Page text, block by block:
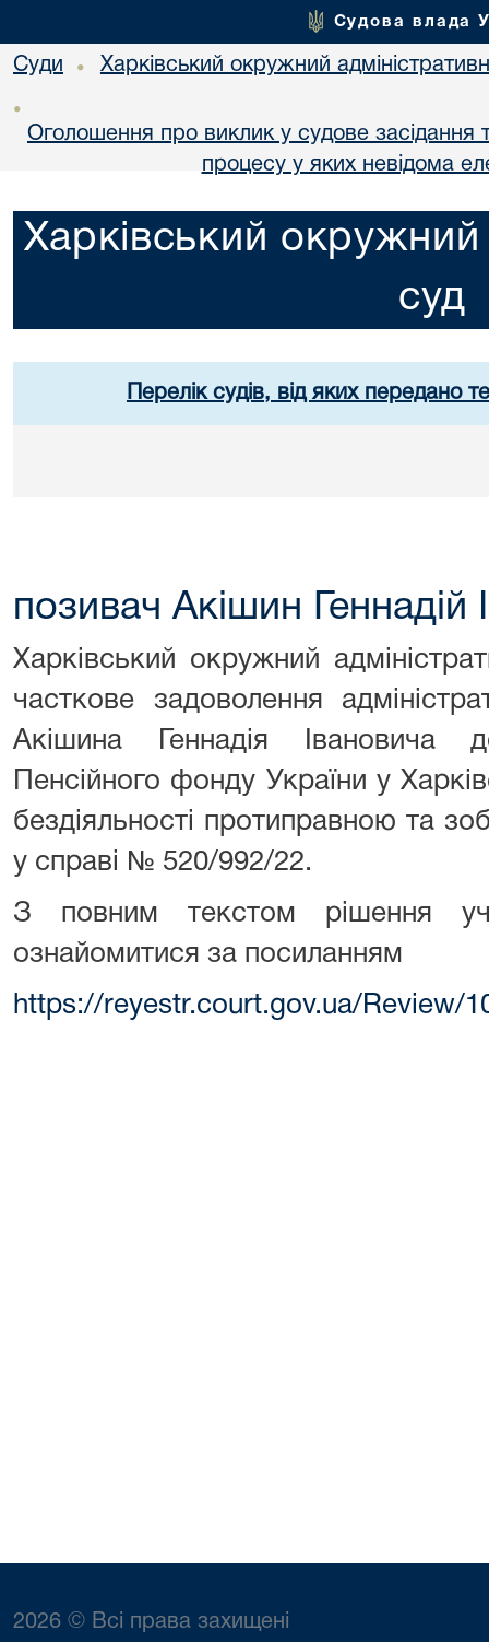
Судова влада
Суди • Харківський окружний
•
Оголошення про виклик у судове засідання
процесу у яких невідома
Харківський окружний
суд
Перелік судів, від яких передано
позивач Акішин Геннадій
Харківський окружний
часткове задоволення
Акішина Геннадія Івановича
Пенсійного фонду України у
бездіяльності протиправною та
у справі № 520/992/22.
З повним текстом рішення
ознайомитися за посиланням
https://reyestr.court.gov.ua/Review/
2026 © Всі права захищені